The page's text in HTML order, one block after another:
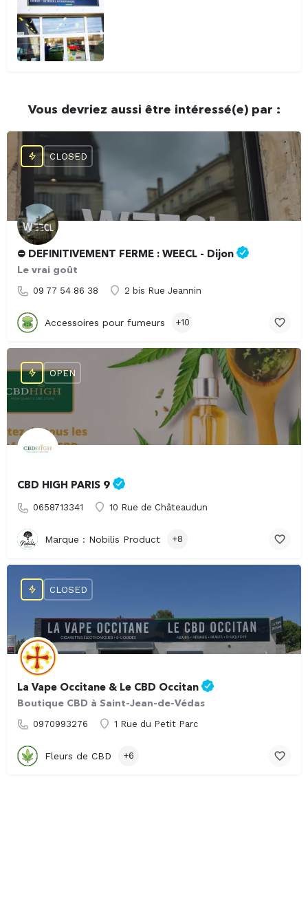
Vous devriez aussi être intéressé(e) par :
⛔️ DEFINITIVEMENT FERME : WEECL - Dijon
Le vrai goût
09 77 54 86 38 2 bis Rue Jeannin
CLOSED
Accessoires pour fumeurs +10
CBD HIGH PARIS 9
0658713341 10 Rue de Châteaudun
OPEN
Marque : Nobilis Product +8
La Vape Occitane & Le CBD Occitan
Boutique CBD à Saint-Jean-de-Védas
0970993276 1 Rue du Petit Parc
CLOSED
Fleurs de CBD +6